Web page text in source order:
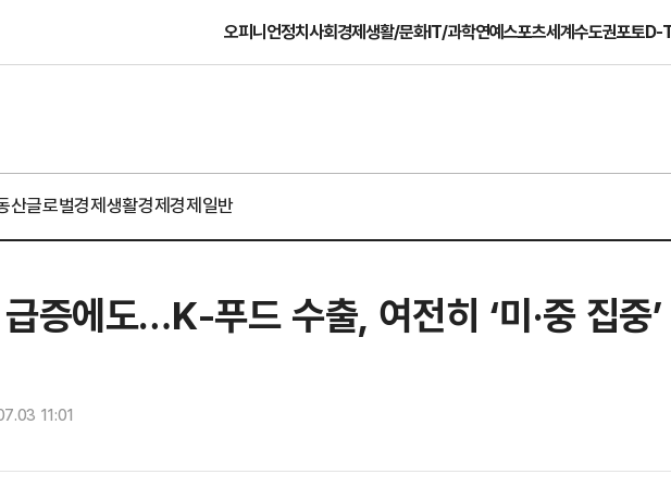
오피니언정치사회경제생활/문화IT/과학연예스포츠세계수도권포토D-
산글로벌경제생활경제경제일반
증에도…K-푸드 수출, 여전히 ‘미·중 집중’
11:01